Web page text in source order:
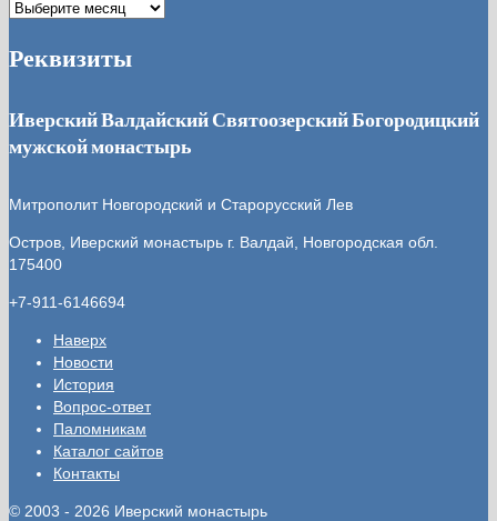
Архив
Реквизиты
Иверский Валдайский Святоозерский Богородицкий
мужской монастырь
Митрополит Новгородский и Старорусский Лев
Остров, Иверский монастырь г. Валдай, Новгородская обл.
175400
+7-911-6146694
Наверх
Новости
История
Вопрос-ответ
Паломникам
Каталог сайтов
Контакты
© 2003 - 2026 Иверский монастырь